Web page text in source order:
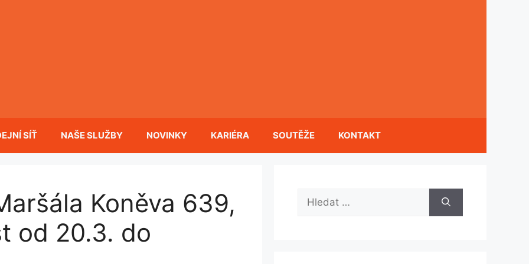
SÍŤ NAŠE SLUŽBY NOVINKY KARIÉRA SOUTĚŽE KONTAKT
Koněva 639,
od 20.3. do
Hledat: